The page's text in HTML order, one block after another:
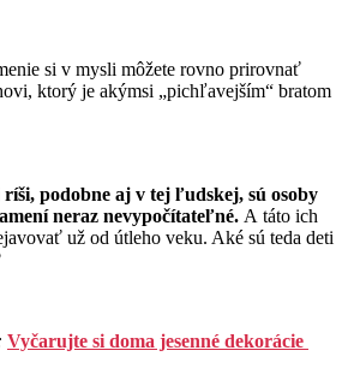
si v mysli môžete rovno prirovnať
ktorý je akýmsi „pichľavejším“ bratom
podobne aj v tej ľudskej, sú osoby
neraz nevypočítateľné. A táto ich
už od útleho veku. Aké sú teda deti
Vyčarujte si doma jesenné dekorácie